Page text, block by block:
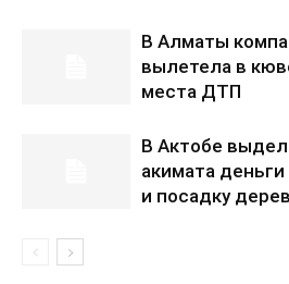
В Алматы
вылетела в
места ДТП
В Актобе
акимата
и посадку